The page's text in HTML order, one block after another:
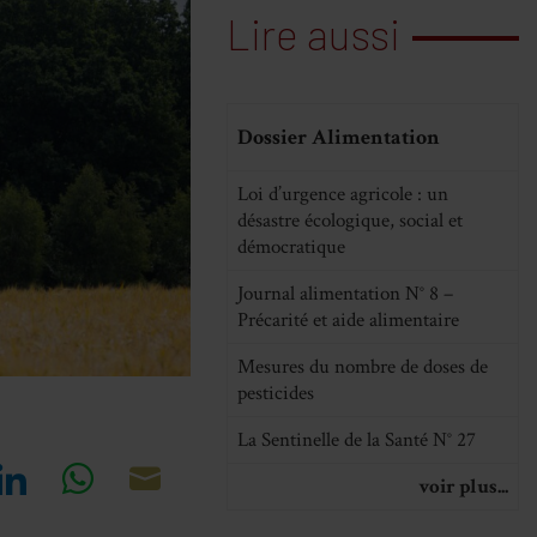
Lire aussi
Dossier Alimentation
Loi d’urgence agricole : un
désastre écologique, social et
démocratique
Journal alimentation N° 8 –
Précarité et aide alimentaire
Mesures du nombre de doses de
pesticides
La Sentinelle de la Santé N° 27
voir plus...